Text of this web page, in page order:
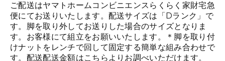
ご配送はヤマトホームコンビニエンスらくらく家財宅急
便にてお送りいたします。配送サイズは「Dランク」で
す。脚を取り外してお送りした場合のサイズとなりま
す。お客様にて組立をお願いいたします。＊脚を取り付
けナットをレンチで回して固定する簡単な組み合わせで
す。配送配送金額はこちら よりお調べいただけます。